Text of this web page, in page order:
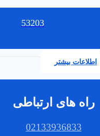
53203
اطلاعات بیشتر
راه های ارتباطی
02133936833